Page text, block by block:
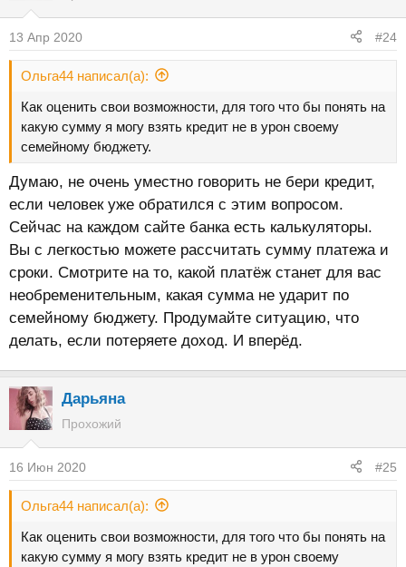
13 Апр 2020 #24
Ольга44 написал(а):
Как оценить свои возможности, для того что бы понять на
какую сумму я могу взять кредит не в урон своему
семейному бюджету.
Думаю, не очень уместно говорить не бери кредит,
если человек уже обратился с этим вопросом.
Сейчас на каждом сайте банка есть калькуляторы.
Вы с легкостью можете рассчитать сумму платежа и
сроки. Смотрите на то, какой платёж станет для вас
необременительным, какая сумма не ударит по
семейному бюджету. Продумайте ситуацию, что
делать, если потеряете доход. И вперёд.
Дарьяна
Прохожий
16 Июн 2020 #25
Ольга44 написал(а):
Как оценить свои возможности, для того что бы понять на
какую сумму я могу взять кредит не в урон своему